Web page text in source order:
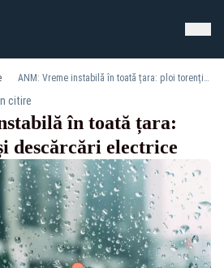
ANM: Vreme instabilă în toată țara: ploi torențiale și descărcări electrice
citire
în toată țara:
descărcări electrice